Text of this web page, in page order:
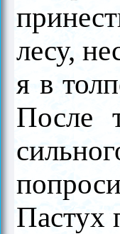
лесу,
я в
После
Пастух